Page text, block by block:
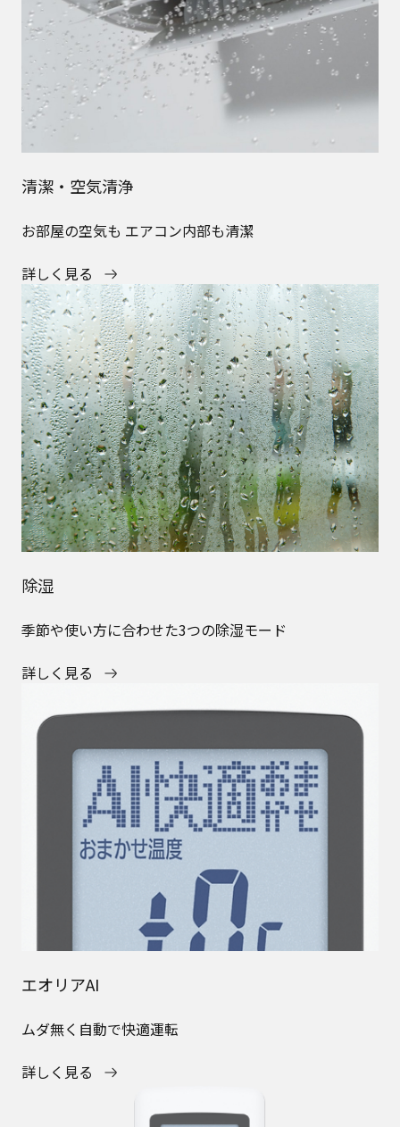
清潔・空気清浄
お部屋の空気も エアコン内部も清潔
詳しく見る
除湿
季節や使い方に合わせた3つの除湿モード
詳しく見る
エオリアAI
ムダ無く自動で快適運転
詳しく見る